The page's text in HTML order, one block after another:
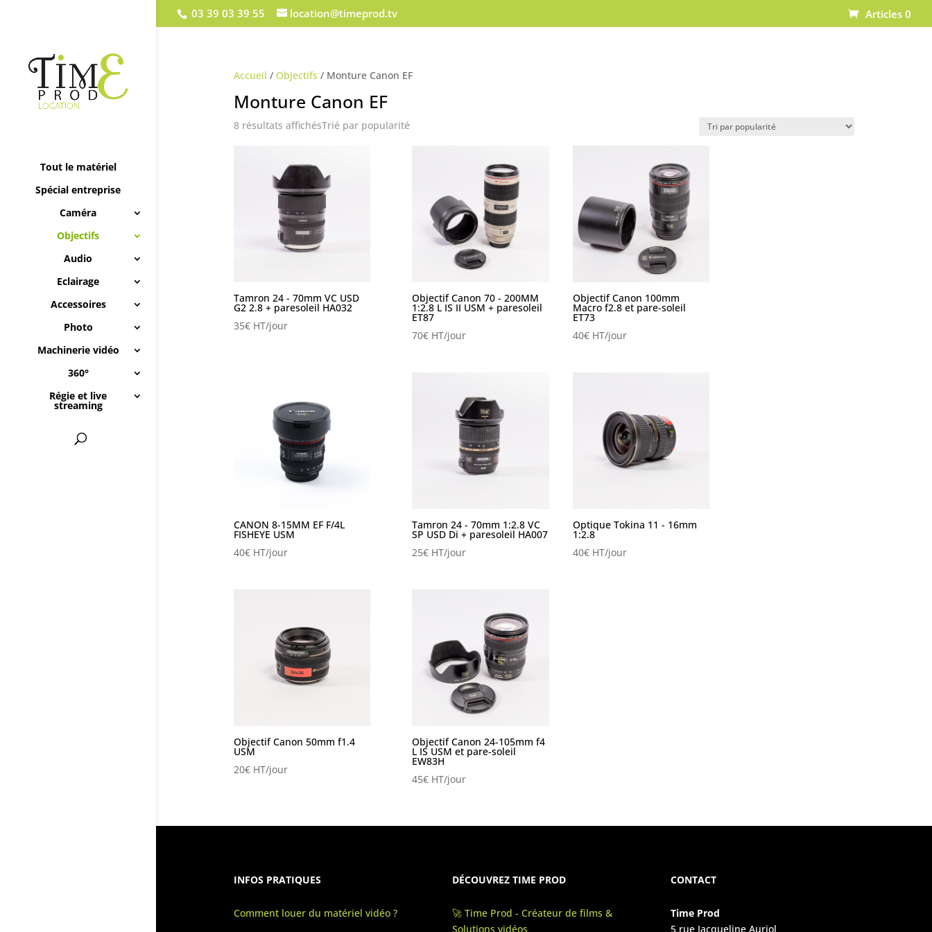
03 39 03 39 55 location@timeprod.tv Articles 0
Tout le matériel
Spécial entreprise
Caméra
Objectifs
Audio
Eclairage
Accessoires
Photo
Machinerie vidéo
360°
Régie et live
streaming
Accueil / Objectifs / Monture Canon EF
Monture Canon EF
8 résultats affichésTrié par popularité
Tamron 24 - 70mm VC USD
G2 2.8 + paresoleil HA032
35€HT/jour
Objectif Canon 70 - 200MM
1:2.8 L IS II USM + paresoleil
ET87
70€ HT/jour
Objectif Canon 100mm
Macro f2.8 et pare-soleil
ET73
40€HT/jour
CANON 8-15MM EF F/4L
FISHEYE USM
40€HT/jour
Tamron 24 - 70mm 1:2.8 VC
SP USD Di + paresoleil HA007
25€ HT/jour
Optique Tokina 11 - 16mm
1:2.8
40€HT/jour
Objectif Canon 50mm f1.4
USM
20€HT/jour
Objectif Canon 24-105mm f4
L IS USM et pare-soleil
EW83H
45€ HT/jour
INFOS PRATIQUES
Comment louer du matériel vidéo ?
DÉCOUVREZ TIME PROD
🚀 Time Prod - Créateur de films &
Solutions vidéos
CONTACT
Time Prod
5 rue Jacqueline Auriol